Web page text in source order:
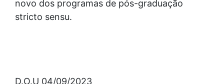
novo dos programas de pós-graduação
stricto sensu.
D.O.U 04/09/2023